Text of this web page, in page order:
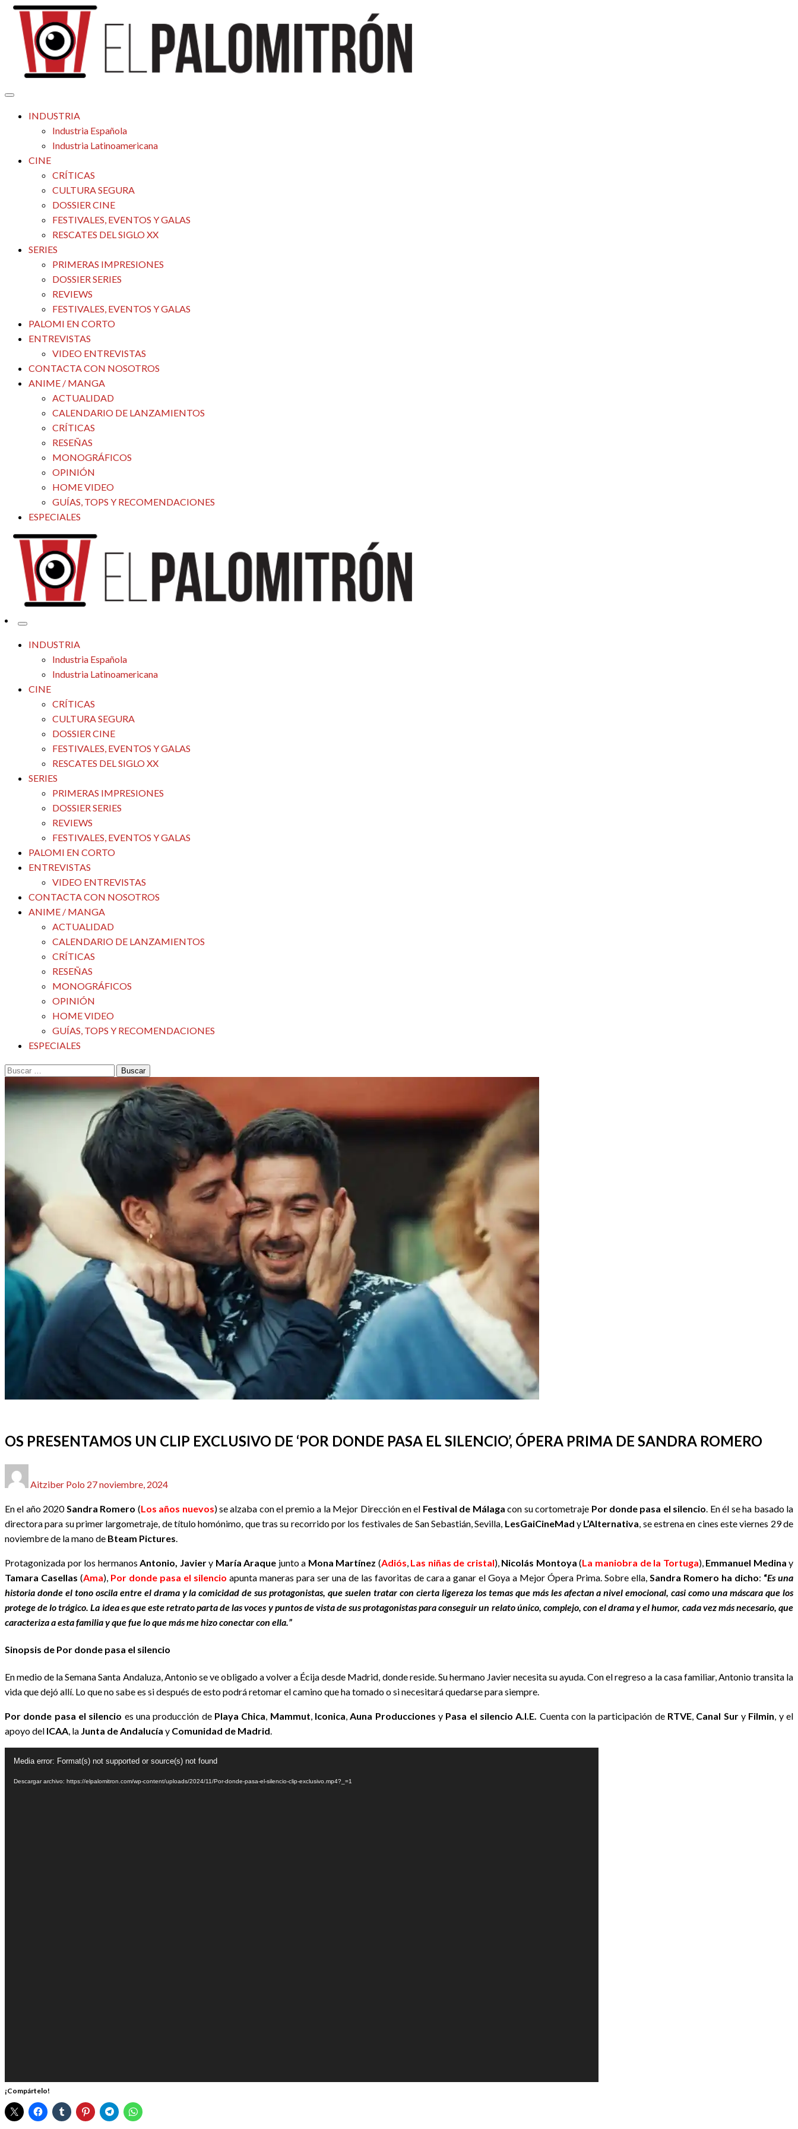
Saltar
contenido
El Palomitrón
Tu espacio de la industria de cine española y latinoamericana
INDUSTRIA
Industria Española
Industria Latinoamericana
CINE
CRÍTICAS
CULTURA SEGURA
DOSSIER CINE
FESTIVALES, EVENTOS Y GALAS
RESCATES DEL SIGLO XX
SERIES
PRIMERAS IMPRESIONES
DOSSIER SERIES
REVIEWS
FESTIVALES, EVENTOS Y GALAS
PALOMI EN CORTO
ENTREVISTAS
VIDEO ENTREVISTAS
CONTACTA CON NOSOTROS
ANIME / MANGA
ACTUALIDAD
CALENDARIO DE LANZAMIENTOS
CRÍTICAS
RESEÑAS
MONOGRÁFICOS
OPINIÓN
HOME VIDEO
GUÍAS, TOPS Y RECOMENDACIONES
ESPECIALES
El Palomitrón
Tu espacio de la industria de cine española y latinoamericana
INDUSTRIA
Industria Española
Industria Latinoamericana
CINE
CRÍTICAS
CULTURA SEGURA
DOSSIER CINE
FESTIVALES, EVENTOS Y GALAS
RESCATES DEL SIGLO XX
SERIES
PRIMERAS IMPRESIONES
DOSSIER SERIES
REVIEWS
FESTIVALES, EVENTOS Y GALAS
PALOMI EN CORTO
ENTREVISTAS
VIDEO ENTREVISTAS
CONTACTA CON NOSOTROS
ANIME / MANGA
ACTUALIDAD
CALENDARIO DE LANZAMIENTOS
CRÍTICAS
RESEÑAS
MONOGRÁFICOS
OPINIÓN
HOME VIDEO
GUÍAS, TOPS Y RECOMENDACIONES
ESPECIALES
Buscar:
OS PRESENTAMOS UN CLIP EXCLUSIVO DE ‘POR DONDE PASA EL SILENCIO’, ÓPERA PRIMA DE SANDRA ROMERO
Aitziber Polo el
27 noviembre, 2024
En el año 2020Sandra Romero (Los años nuevos) se alzaba con el premio a la Mejor Dirección en el Festival de Málaga con su cortometraje Por donde pasa el silencio. En él se ha basado la
directora para su primer largometraje, de título homónimo, que tras su recorrido por los festivales de San Sebastián, Sevilla, LesGaiCineMad y L’Alternativa, se estrena en cines este viernes 29 de
noviembre de la mano de Bteam Pictures.
Protagonizada por los hermanosAntonio, Javiery María Araque junto a Mona Martínez (Adiós, Las niñas de cristal), Nicolás Montoya(La maniobra de la Tortuga), Emmanuel Medinay
Tamara Casellas (Ama), Por donde pasa el silencio apunta maneras para ser una de las favoritas de cara a ganar el Goya a Mejor Ópera Prima. Sobre ella,Sandra Romero ha dicho: “Es una
historia donde el tono oscila entre el drama y la comicidad de sus protagonistas, que suelen tratar con cierta ligereza los temas que más les afectan a nivel emocional, casi como una máscara que los
protege de lo trágico. La idea es que este retrato parta de las voces y puntos de vista de sus protagonistas para conseguir un relato único, complejo, con el drama y el humor, cada vez más necesario, que
caracteriza a esta familia y que fue lo que más me hizo conectar con ella.”
Sinopsis de Por donde pasa el silencio
En medio de la Semana Santa Andaluza, Antonio se ve obligado a volver a Écija desde Madrid, donde reside. Su hermano Javier necesita su ayuda. Con el regreso a la casa familiar, Antonio transita la
vida que dejó allí. Lo que no sabe es si después de esto podrá retomar el camino que ha tomado o si necesitará quedarse para siempre.
Por donde pasa el silencio es una producción de Playa Chica, Mammut, Iconica,Auna Producciones y Pasa el silencio A.I.E. Cuenta con la participación de RTVE, Canal Sury Filmin, y el
apoyo del ICAA, la Junta de Andalucía y Comunidad de Madrid.
vídeo
Media error: Format(s) not supported or source(s) not found
Descargar archivo: https://elpalomitron.com/wp-content/uploads/2024/11/Por-donde-pasa-el-silencio-clip-exclusivo.mp4?_=1
¡Compártelo!